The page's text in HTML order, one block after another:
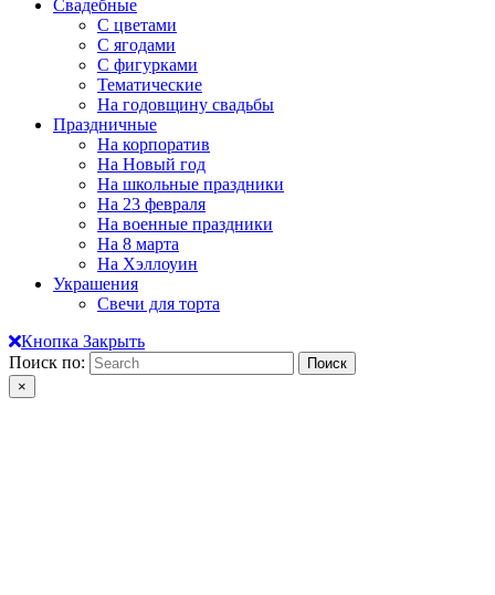
Свадебные
С цветами
С ягодами
С фигурками
Тематические
На годовщину свадьбы
Праздничные
На корпоратив
На Новый год
На школьные праздники
На 23 февраля
На военные праздники
На 8 марта
На Хэллоуин
Украшения
Свечи для торта
Кнопка Закрыть
Поиск по:
×